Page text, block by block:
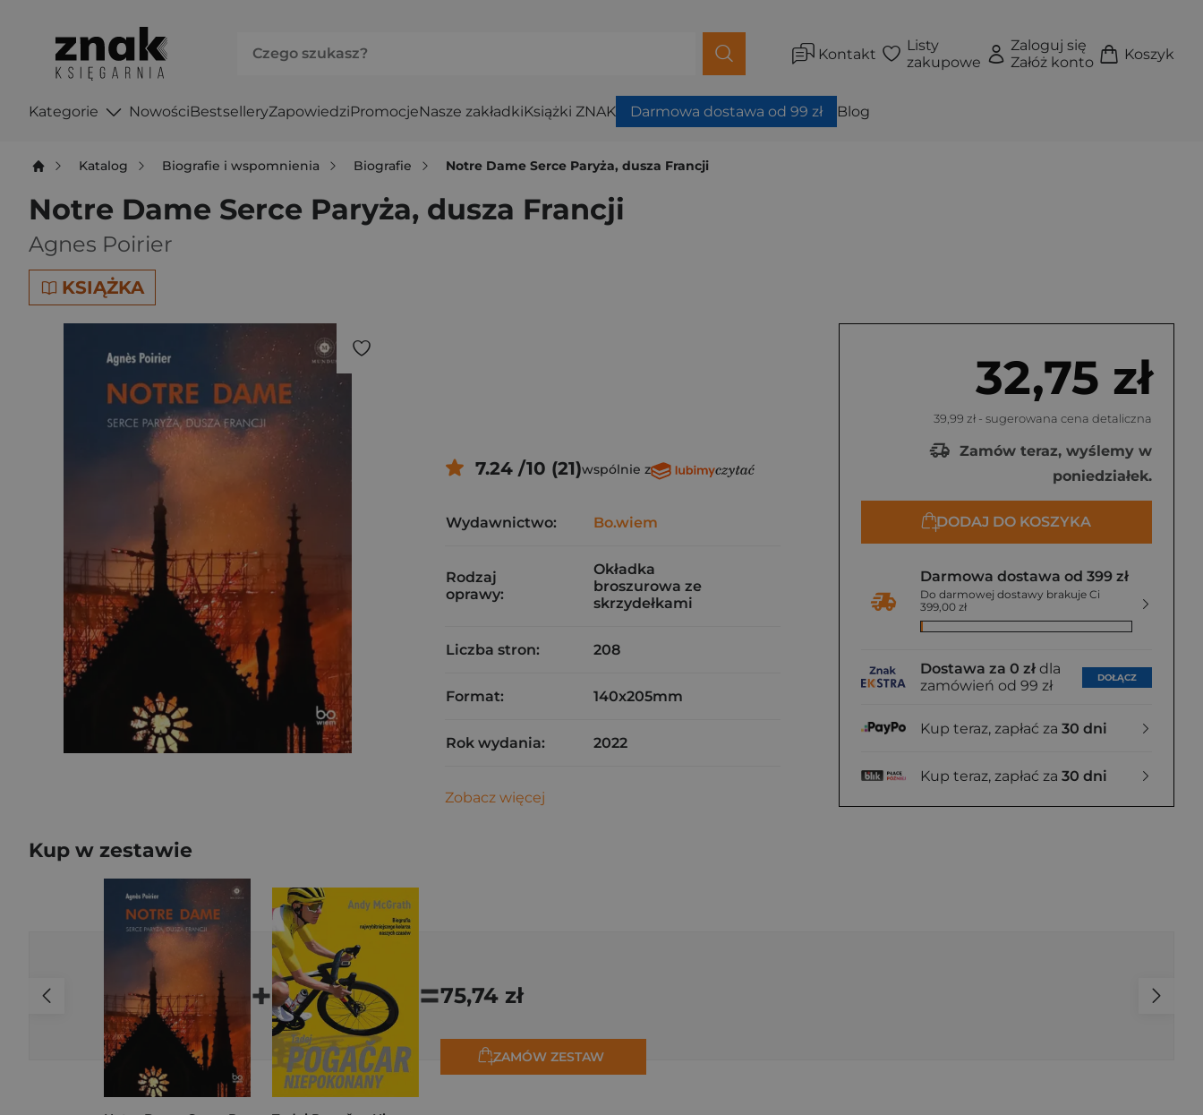
Kontakt
Listy
zakupowe
Zaloguj się
Załóż konto
Koszyk
Kategorie NowościBestselleryZapowiedziPromocjeNasze zakładkiKsiążki ZNAK Darmowa dostawa od 99 zł Blog
Katalog Biografie i wspomnienia Biografie Notre Dame Serce Paryża, dusza Francji
Notre Dame Serce Paryża, dusza Francji
Agnes Poirier
KSIĄŻKA
32,75 zł
39,99 zł - sugerowana cena detaliczna
Zamów teraz, wyślemy w
poniedziałek.
DODAJ DO KOSZYKA
Darmowa dostawa od 399 zł
Do darmowej dostawy brakuje Ci
399,00 zł
Dostawa za 0 zł dla
zamówień od 99 zł
DOŁĄCZ
Kup teraz, zapłać za 30 dni
Kup teraz, zapłać za 30 dni
7.24 /10 (21)wspólnie z
Wydawnictwo: Bo.wiem
Rodzaj
oprawy:
Okładka
broszurowa ze
skrzydełkami
Liczba stron: 208
Format: 140x205mm
Rok wydania: 2022
Zobacz więcej
Kup w zestawie
+ =75,74 zł
ZAMÓW ZESTAW